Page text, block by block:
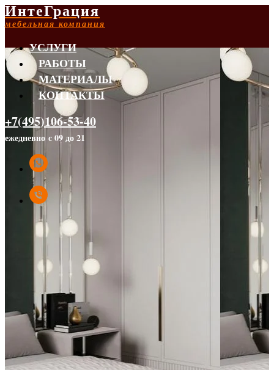
ИнтеГрация
мебельная компания
УСЛУГИ
РАБОТЫ
МАТЕРИАЛЫ
КОНТАКТЫ
+7(495)106-53-40
ежедневно с 09 до 21